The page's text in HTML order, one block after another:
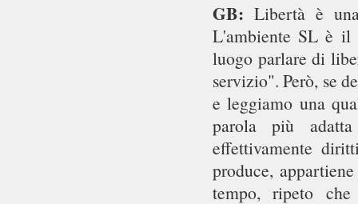
GB:Libertà è
L'ambiente SL è il
luogo parlare di
servizio". Però, se
e leggiamo una
parola più
effettivamente
produce,
tempo, ripeto che